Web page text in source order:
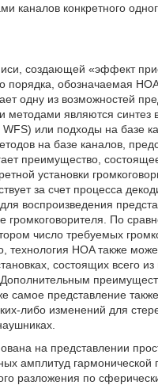
каналов конкретного
создающей «эффект
порядка, обозначаемая
одну из возможностей
методами являются синтез
или подходы на базе
на базе каналов,
преимущество,
установки
за счет процесса
воспроизведения
громкоговорителя. По
число требуемых
технология HOA также
состоящих всего из
Дополнительным
самое представление
либо изменений для
на представлении
амплитуд гармонической
разложения по